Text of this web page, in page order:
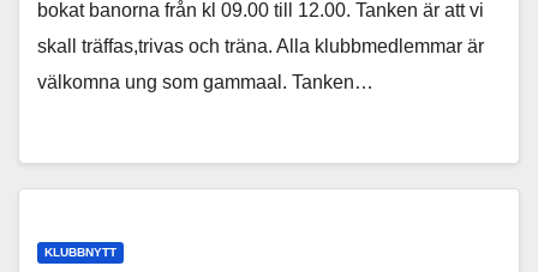
bokat banorna från kl 09.00 till 12.00. Tanken är att vi
skall träffas,trivas och träna. Alla klubbmedlemmar är
välkomna ung som gammaal. Tanken…
KLUBBNYTT